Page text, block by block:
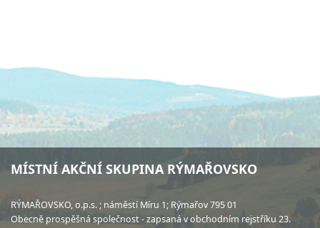
MÍSTNÍ AKČNÍ SKUPINA RÝMAŘOVSKO
RÝMAŘOVSKO, o.p.s. ; náměstí Míru 1; Rýmařov 795 01
Obecně prospěšná společnost - zapsaná v obchodním rejstříku 23.